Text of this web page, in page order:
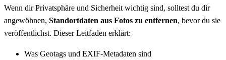
Wenn dir Privatsphäre und Sicherheit wichtig sind, solltest du dir
angewöhnen, Standortdaten aus Fotos zu entfernen, bevor du sie
veröffentlichst. Dieser Leitfaden erklärt:
Was Geotags und EXIF-Metadaten sind